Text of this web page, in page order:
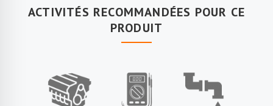
ACTIVITÉS RECOMMANDÉES POUR CE
PRODUIT